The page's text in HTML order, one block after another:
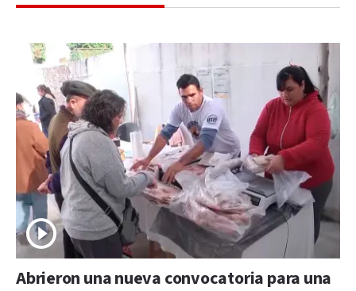
Abrieron una nueva convocatoria para una